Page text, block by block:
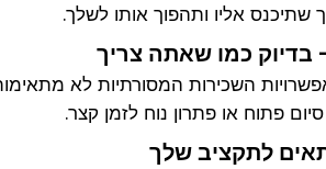
שתיכנס אליו ותהפוך אותו לשלך.
בדיוק כמו שאתה צריך
פתוח או פתרון נוח לזמן קצר.
לתקציב שלך